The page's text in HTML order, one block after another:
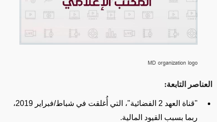
MD organization logo
العناصر التابعة:
"قناة العهد 2 الفضائية"، التي أُغلقت في شباط/فبراير 2019،
ربما بسبب القيود المالية.